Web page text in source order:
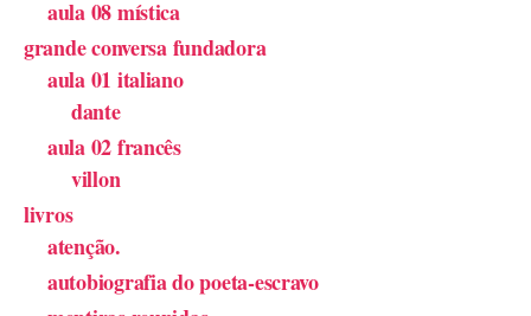
aula 08 mística
grande conversa fundadora
aula 01 italiano
dante
aula 02 francês
villon
livros
atenção.
autobiografia do poeta-escravo